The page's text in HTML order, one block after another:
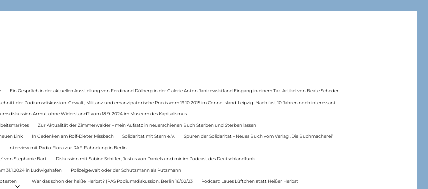
Ein Gespräch in der aktuellen Ausstellung von Ferdinand Dölberg in der Galerie Anton Janizewski fand Eingang in einem Taz-Artikel von Beate Scheder
der Podiumsdiskussion: Gewalt, Militanz und emanzipatorische Praxis vom 19.10.2015 im Conne Island-Leipzig: Nach fast 10 Jahren noch interessant.
Armut ohne Widerstand? vom 18.9..2024 im Museum des Kapitalismus
Zur Aktualität der Zimmerwalder – mein Aufsatz in neuerschienen Buch Sterben und Sterben lassen
Link In Gedenken am Rolf-Dieter Missbach Solidarität mit Stern e.V. Spuren der Solidarität – Neues Buch vom Verlag „Die Buchmacherei“
Interview mit Radio Flora zur RAF-Fahndung in Berlin
von Stephanie Bart Diskussion mit Sabine Schiffer, Justus von Daniels und mir im Podcast des Deutschlandfunk:
31.1.2024 in Ludwigshafen Polizeigewalt oder der Schutzmann als Putzmann
War das schon der heiße Herbst? (PAS Podiumsdiskussion, Berlin 16/02/23 Podcast: Laues Lüftchen statt Heißer Herbst